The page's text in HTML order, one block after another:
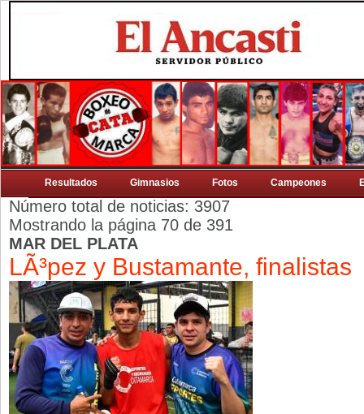
Resultados Gimnasios Fotos Campeones
Número total de noticias: 3907
Mostrando la página 70 de 391
MAR DEL PLATA
LÃ³pez y Bustamante, finalistas